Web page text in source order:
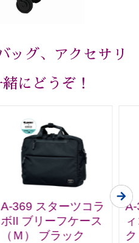
ッグ、アクセサリ
にどうぞ！
A-369 スターツコラ
ボII ブリーフケース
（Ｍ） ブラック